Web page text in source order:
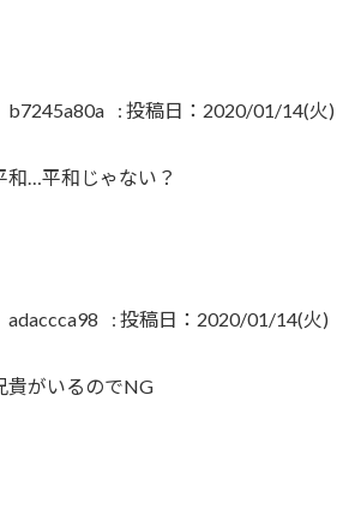
b7245a80a : 投稿日：2020/01/14(火)
和…平和じゃない？
adaccca98 : 投稿日：2020/01/14(火)
貴がいるのでNG